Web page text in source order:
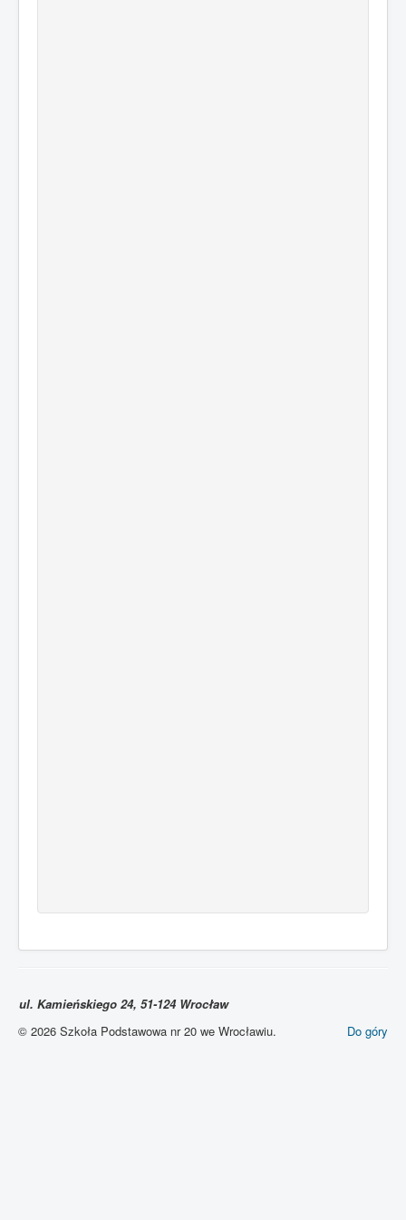
ul. Kamieńskiego 24, 51-124 Wrocław
Do góry
© 2026 Szkoła Podstawowa nr 20 we Wrocławiu.